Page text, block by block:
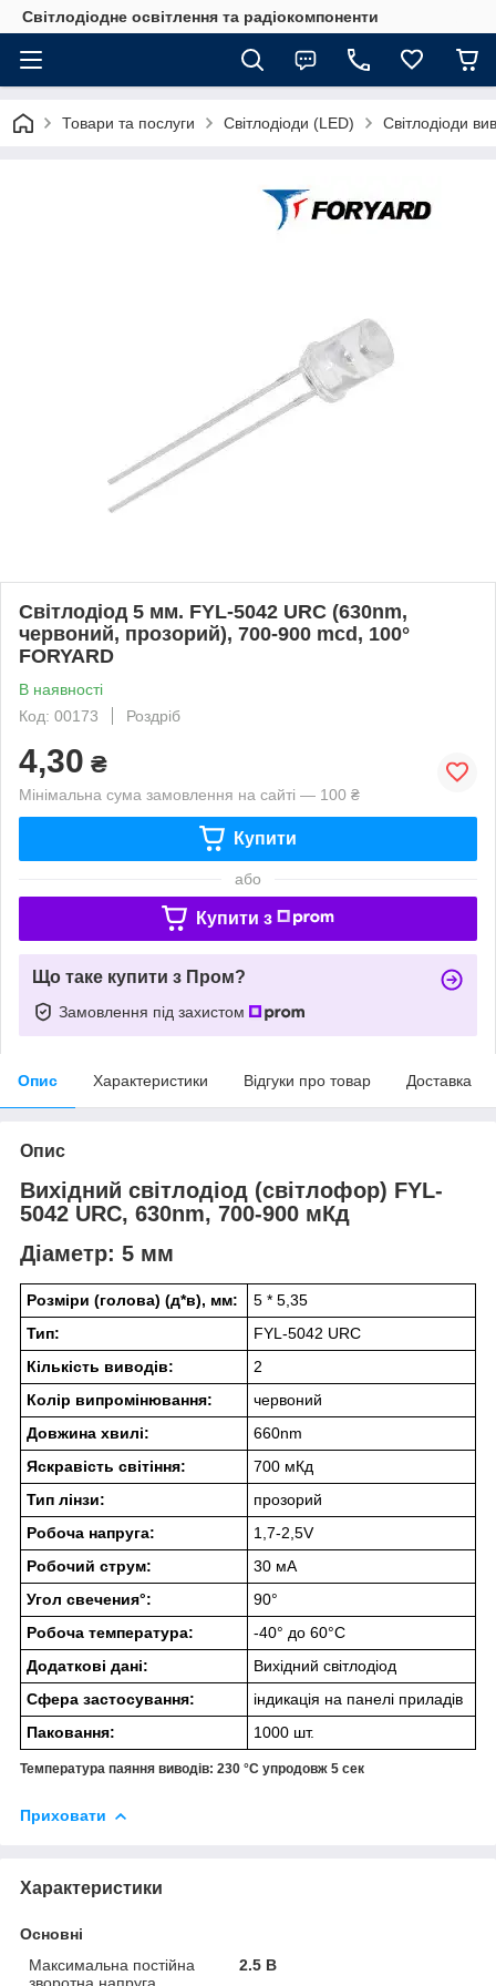
Світлодіодне освітлення та радіокомпоненти
Товари та послуги Світлодіоди (LED) Світлодіоди
Світлодіод 5 мм. FYL-5042 URC (630nm,
червоний, прозорий), 700-900 mcd, 100°
FORYARD
В наявності
Код: 00173
Роздріб
4,30 ₴
Мінімальна сума замовлення на сайті — 100 ₴
Купити
або
Купити з
Що таке купити з Пром?
Замовлення під захистом
Опис Характеристики Відгуки про товар Доставка
Опис
Вихідний світлодіод (світлофор) FYL-
5042 URC, 630nm, 700-900 мКд
Діаметр: 5 мм
Розміри (голова) (д*в), мм:
5 * 5,35
Тип:
FYL-5042 URC
Кількість виводів:
2
Колір випромінювання:
червоний
Довжина хвилі:
660nm
Яскравість світіння:
700 мКд
Тип лінзи:
прозорий
Робоча напруга:
1,7-2,5V
Робочий струм:
30 мА
Угол свечения°:
90°
Робоча температура:
-40° до 60°C
Додаткові дані:
Вихідний світлодіод
Сфера застосування:
індикація на панелі приладів
Паковання:
1000 шт.
Температура паяння виводів: 230 °C упродовж 5 сек
Приховати
Характеристики
Основні
Максимальна постійна
зворотна напруга
2.5 В